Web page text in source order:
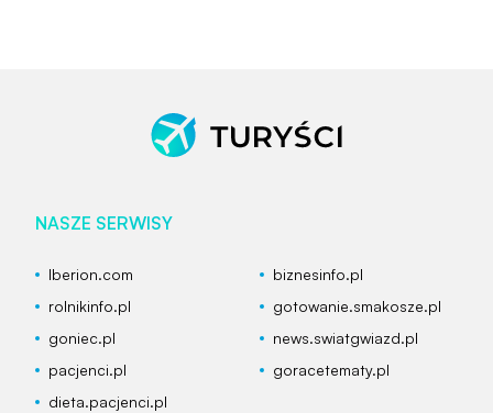
NASZE SERWISY
Iberion.com
biznesinfo.pl
rolnikinfo.pl
gotowanie.smakosze.pl
goniec.pl
news.swiatgwiazd.pl
pacjenci.pl
goracetematy.pl
dieta.pacjenci.pl